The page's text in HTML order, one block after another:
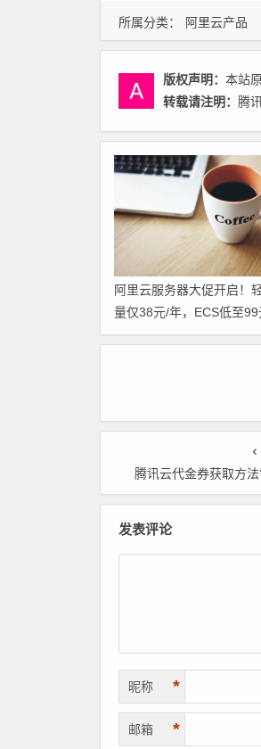
所属分类： 阿里云产品
版权声明： 本站
转载请注明：
腾
阿里云服务器大促开启！
量仅38元/年，ECS低至99
年，新老用户同享福利！
腾讯云代金券获取方
发表评论
昵称 *
邮箱 *